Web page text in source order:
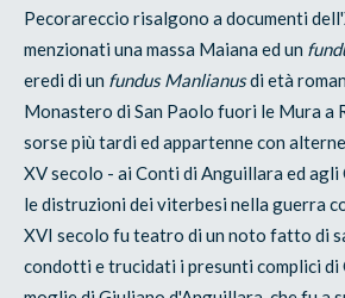
Pecorareccio risalgono a documenti
menzionati una massa Maiana ed un
eredi di un fundus Manlianusdi età
Monastero di San Paolo fuori le Mura a
sorse più tardi ed appartenne con
XV secolo - ai Conti di Anguillara ed
le distruzioni dei viterbesi nella guerra
XVI secolo fu teatro di un noto fatto di
condotti e trucidati i presunti complici di